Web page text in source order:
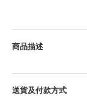
商品描述
送貨及付款方式